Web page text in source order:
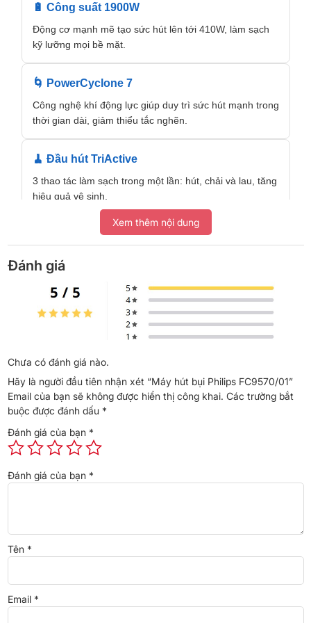
🔋 Công suất 1900W
Động cơ mạnh mẽ tạo sức hút lên tới 410W, làm sạch
kỹ lưỡng mọi bề mặt.
🌀 PowerCyclone 7
Công nghệ khí động lực giúp duy trì sức hút mạnh trong
thời gian dài, giảm thiểu tắc nghẽn.
🧹 Đầu hút TriActive
3 thao tác làm sạch trong một lần: hút, chải và lau, tăng
hiệu quả vệ sinh.
💨 Bộ lọc Allergy H13
khi hút.
🖐️ Thiết kế gọn nhẹ
Tay xách phía trước và phía trên, dễ cầm xách và cất
🗑️ Đổ bụi một tay
Ngăn chứa bụi thiết kế thông minh, đổ sạch dễ dàng,
với thiết kế khí động lực học, giúp tăng tốc luồng khí trong
khoang hình trụ. Các lưỡi dao độc đáo ở đường ra loại bỏ
Xem thêm nội dung
Đánh giá
Chưa có đánh giá nào.
Hãy là người đầu tiên nhận xét “Máy hút bụi Philips FC9570/01”
Email của bạn sẽ không được hiển thị công khai. Các trường bắt
buộc được đánh dấu *
Đánh giá của bạn *
Đánh giá của bạn *
Tên *
Email *